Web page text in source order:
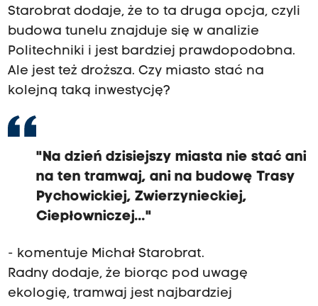
Starobrat dodaje, że to ta druga opcja, czyli
budowa tunelu znajduje się w analizie
Politechniki i jest bardziej prawdopodobna.
Ale jest też droższa. Czy miasto stać na
kolejną taką inwestycję?
"Na dzień dzisiejszy miasta nie stać ani
na ten tramwaj, ani na budowę Trasy
Pychowickiej, Zwierzynieckiej,
Ciepłowniczej..."
- komentuje Michał Starobrat.
Radny dodaje, że biorąc pod uwagę
ekologię, tramwaj jest najbardziej